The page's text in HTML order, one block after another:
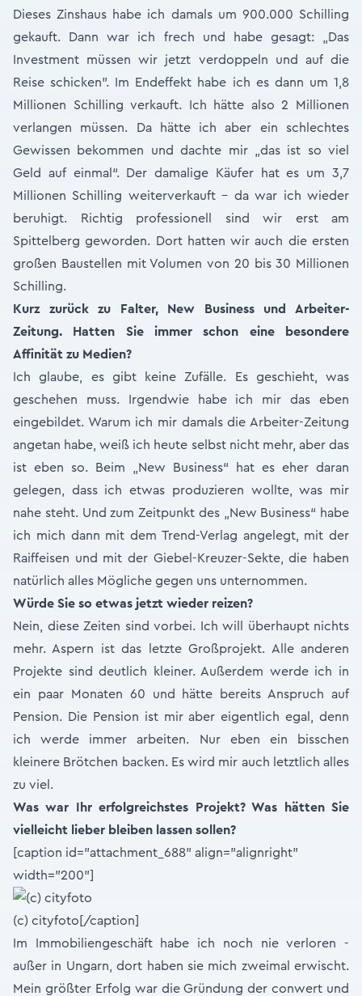
Dieses Zinshaus habe ich damals um 900.000 Schilling
gekauft. Dann war ich frech und habe gesagt: „Das
Investment müssen wir jetzt verdoppeln und auf die
Reise schicken”. Im Endeffekt habe ich es dann um 1,8
Millionen Schilling verkauft. Ich hätte also 2 Millionen
verlangen müssen. Da hätte ich aber ein schlechtes
Gewissen bekommen und dachte mir „das ist so viel
Geld auf einmal“. Der damalige Käufer hat es um 3,7
Millionen Schilling weiterverkauft - da war ich wieder
beruhigt. Richtig professionell sind wir erst am
Spittelberg geworden. Dort hatten wir auch die ersten
großen Baustellen mit Volumen von 20 bis 30 Millionen
Schilling.
Kurz zurück zu Falter, New Business und Arbeiter-
Zeitung. Hatten Sie immer schon eine besondere
Affinität zu Medien?
Ich glaube, es gibt keine Zufälle. Es geschieht, was
geschehen muss. Irgendwie habe ich mir das eben
eingebildet. Warum ich mir damals die Arbeiter-Zeitung
angetan habe, weiß ich heute selbst nicht mehr, aber das
ist eben so. Beim „New Business“ hat es eher daran
gelegen, dass ich etwas produzieren wollte, was mir
nahe steht. Und zum Zeitpunkt des „New Business“ habe
ich mich dann mit dem Trend-Verlag angelegt, mit der
Raiffeisen und mit der Giebel-Kreuzer-Sekte, die haben
natürlich alles Mögliche gegen uns unternommen.
Würde Sie so etwas jetzt wieder reizen?
Nein, diese Zeiten sind vorbei. Ich will überhaupt nichts
mehr. Aspern ist das letzte Großprojekt. Alle anderen
Projekte sind deutlich kleiner. Außerdem werde ich in
ein paar Monaten 60 und hätte bereits Anspruch auf
Pension. Die Pension ist mir aber eigentlich egal, denn
ich werde immer arbeiten. Nur eben ein bisschen
kleinere Brötchen backen. Es wird mir auch letztlich alles
zu viel.
Was war Ihr erfolgreichstes Projekt? Was hätten Sie
vielleicht lieber bleiben lassen sollen?
[caption id="attachment_688" align="alignright"
width="200"]
(c) cityfoto[/caption]
Im Immobiliengeschäft habe ich noch nie verloren -
außer in Ungarn, dort haben sie mich zweimal erwischt.
Mein größter Erfolg war die Gründung der conwert und